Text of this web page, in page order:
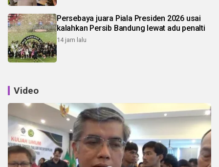
Persebaya juara Piala Presiden 2026 usai
kalahkan Persib Bandung lewat adu penalti
14 jam lalu
Video